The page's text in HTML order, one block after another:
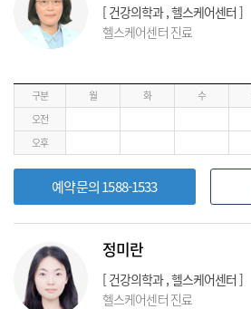
[ 건강의학과 , 헬스케어센터 ]
헬스케어센터 진료
구분 월 화 수
오전
오후
예약문의 1588-1533
정미란
[ 건강의학과 , 헬스케어센터 ]
헬스케어센터 진료